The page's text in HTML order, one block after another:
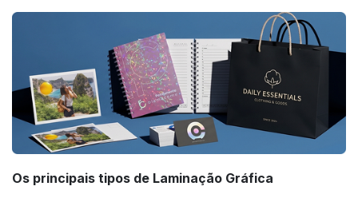
Os principais tipos de Laminação Gráfica